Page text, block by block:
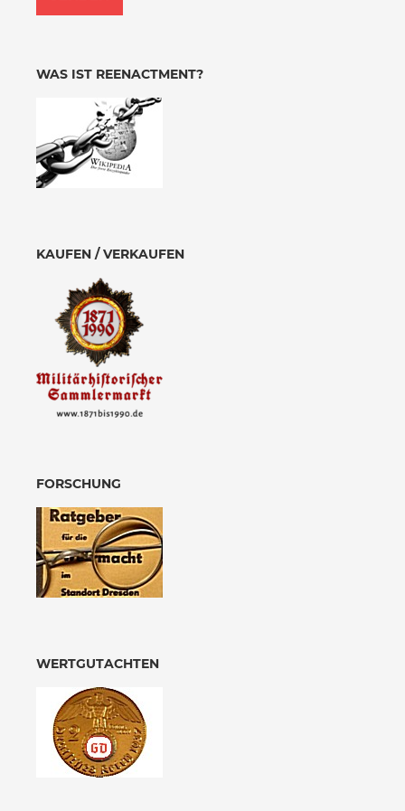
WAS IST REENACTMENT?
KAUFEN / VERKAUFEN
FORSCHUNG
WERTGUTACHTEN